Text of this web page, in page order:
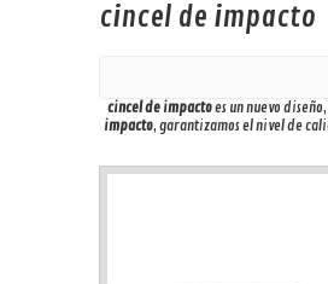
cincel de impacto
cincel de impactoes un nuevo
impacto, garantizamos el nivel de